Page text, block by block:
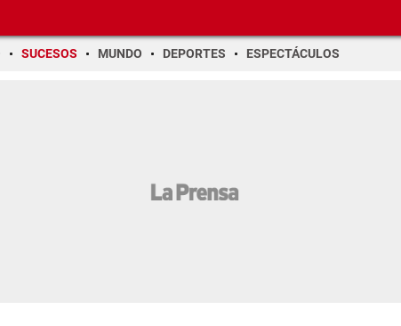
SUCESOS MUNDO DEPORTES ESPECTÁCULOS